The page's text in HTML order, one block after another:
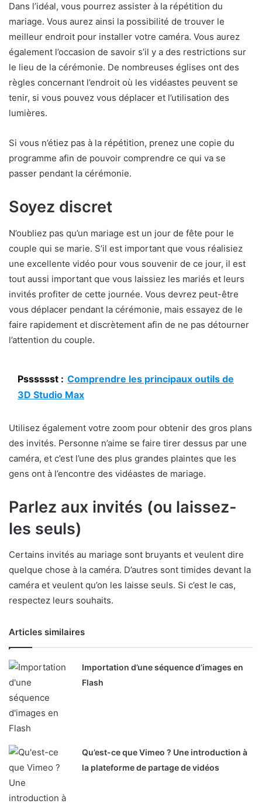
Dans l’idéal, vous pourrez assister à la répétition du
mariage. Vous aurez ainsi la possibilité de trouver le
meilleur endroit pour installer votre caméra. Vous aurez
également l’occasion de savoir s’il y a des restrictions sur
le lieu de la cérémonie. De nombreuses églises ont des
règles concernant l’endroit où les vidéastes peuvent se
tenir, si vous pouvez vous déplacer et l’utilisation des
lumières.
Si vous n’étiez pas à la répétition, prenez une copie du
programme afin de pouvoir comprendre ce qui va se
passer pendant la cérémonie.
Soyez discret
N’oubliez pas qu’un mariage est un jour de fête pour le
couple qui se marie. S’il est important que vous réalisiez
une excellente vidéo pour vous souvenir de ce jour, il est
tout aussi important que vous laissiez les mariés et leurs
invités profiter de cette journée. Vous devrez peut-être
vous déplacer pendant la cérémonie, mais essayez de le
faire rapidement et discrètement afin de ne pas détourner
l’attention du couple.
Psssssst : Comprendre les principaux outils de
3D Studio Max
Utilisez également votre zoom pour obtenir des gros plans
des invités. Personne n’aime se faire tirer dessus par une
caméra, et c’est l’une des plus grandes plaintes que les
gens ont à l’encontre des vidéastes de mariage.
Parlez aux invités (ou laissez-
les seuls)
Certains invités au mariage sont bruyants et veulent dire
quelque chose à la caméra. D’autres sont timides devant la
caméra et veulent qu’on les laisse seuls. Si c’est le cas,
respectez leurs souhaits.
Articles similaires
Importation d’une séquence d’images en
Flash
Qu’est-ce que Vimeo ? Une introduction à
la plateforme de partage de vidéos